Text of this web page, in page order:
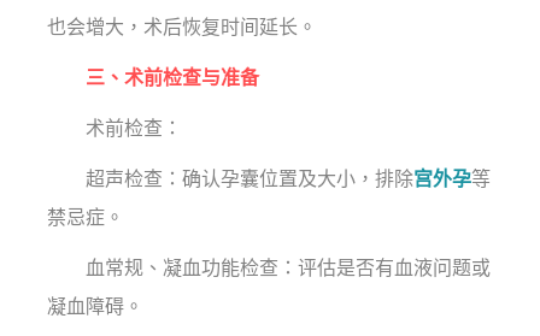
也会增大，术后恢复时间延长。
三、术前检查与准备
术前检查：
超声检查：确认孕囊位置及大小，排除宫外孕等
禁忌症。
血常规、凝血功能检查：评估是否有血液问题或
凝血障碍。